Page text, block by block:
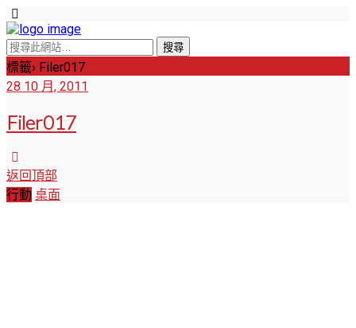
標籤› Filer017
28 10 月, 2011
Filer017
返回頂部
行動 桌面